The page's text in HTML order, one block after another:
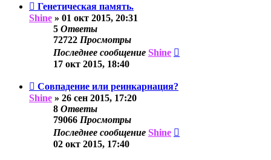
Генетическая память.
Shine » 01 окт 2015, 20:31
5 Ответы
72722 Просмотры
Последнее сообщение Shine
17 окт 2015, 18:40
Совпадение или реинкарнация?
Shine » 26 сен 2015, 17:20
8 Ответы
79066 Просмотры
Последнее сообщение Shine
02 окт 2015, 17:40